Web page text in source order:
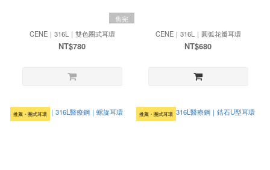
售完
CENE｜316L｜雙色圈式耳環
NT$780
CENE｜316L｜圓弧花瓣耳環
NT$680
推薦・圈式耳環 推薦・圈式耳環